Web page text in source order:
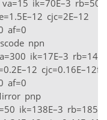
ik=70E–3 rb=50
cjc=2E–12
af=0
npn
ik=17E–3 rb=140
cjc=0.16E–12f
af=0
pnp
ik=138E–3 rb=185